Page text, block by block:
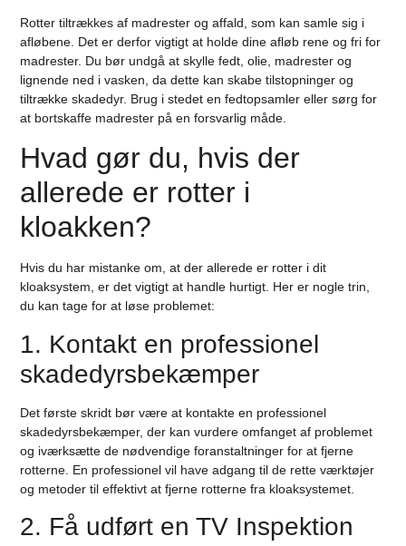
Rotter tiltrækkes af madrester og affald, som kan samle sig i
afløbene. Det er derfor vigtigt at holde dine afløb rene og fri for
madrester. Du bør undgå at skylle fedt, olie, madrester og
lignende ned i vasken, da dette kan skabe tilstopninger og
tiltrække skadedyr. Brug i stedet en fedtopsamler eller sørg for
at bortskaffe madrester på en forsvarlig måde.
Hvad gør du, hvis der
allerede er rotter i
kloakken?
Hvis du har mistanke om, at der allerede er rotter i dit
kloaksystem, er det vigtigt at handle hurtigt. Her er nogle trin,
du kan tage for at løse problemet:
1. Kontakt en professionel
skadedyrsbekæmper
Det første skridt bør være at kontakte en professionel
skadedyrsbekæmper, der kan vurdere omfanget af problemet
og iværksætte de nødvendige foranstaltninger for at fjerne
rotterne. En professionel vil have adgang til de rette værktøjer
og metoder til effektivt at fjerne rotterne fra kloaksystemet.
2. Få udført en TV Inspektion